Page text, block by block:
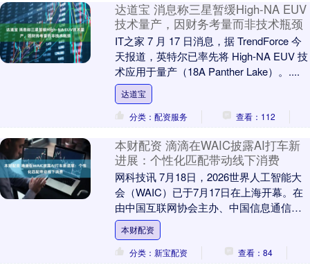
达道宝 消息称三星暂缓High-NA EUV
技术量产，因财务考量而非技术瓶颈
IT之家 7 月 17 日消息，据 TrendForce 今
天报道，英特尔已率先将 High-NA EUV 技
术应用于量产（18A Panther Lake）。....
达道宝
分类：配资服务
查看：112
本财配资 滴滴在WAIC披露AI打车新
进展：个性化匹配带动线下消费
网科技讯 7月18日，2026世界人工智能大
会（WAIC）已于7月17日在上海开幕。在
由中国互联网协会主办、中国信息通信研
究院承办的“人工智能+消费”主题论坛上....
本财配资
分类：新宝配资
查看：84